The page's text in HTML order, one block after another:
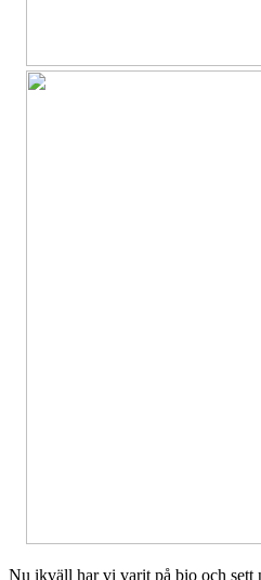
Nu ikväll har vi varit på bio och sett